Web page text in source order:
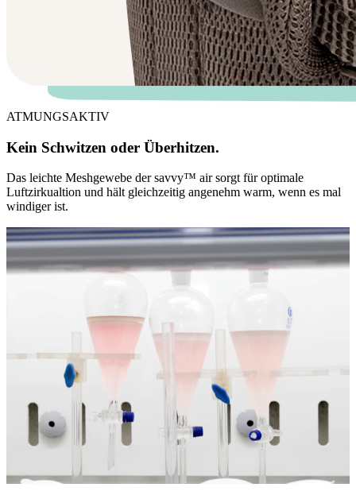
ATMUNGSAKTIV
Kein Schwitzen oder Überhitzen.
Das leichte Meshgewebe der savvy™ air sorgt für optimale
Luftzirkualtion und hält gleichzeitig angenehm warm, wenn es mal
windiger ist.